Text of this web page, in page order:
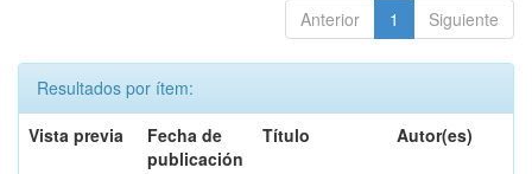
Anterior 1 Siguiente
Resultados por ítem:
Vista previa
Fecha de
publicación
Título Autor(es)